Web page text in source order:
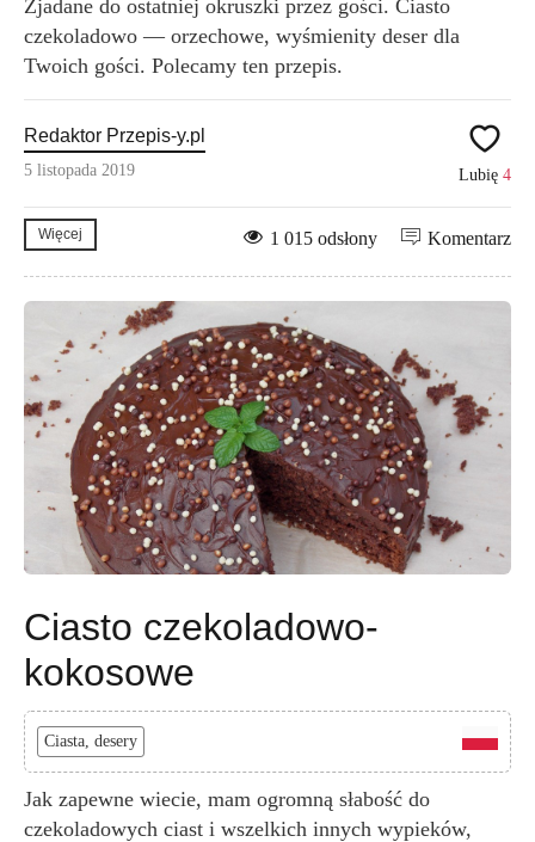
Zjadane do ostatniej okruszki przez gości. Ciasto
czekoladowo — orzechowe, wyśmienity deser dla
Twoich gości. Polecamy ten przepis.
Redaktor Przepis-y.pl
5 listopada 2019 Lubię 4
Więcej Komentarz
1 015 odsłony
Ciasto czekoladowo-
kokosowe
Ciasta, desery
Jak zapewne wiecie, mam ogromną słabość do
czekoladowych ciast i wszelkich innych wypieków,